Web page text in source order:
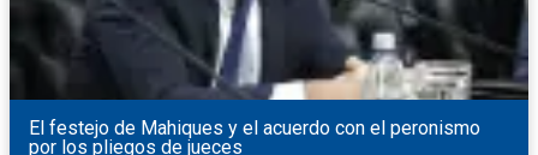
El festejo de Mahiques y el acuerdo con el peronismo
por los pliegos de jueces